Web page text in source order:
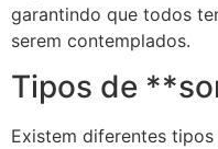
garantindo que todos
serem contemplados.
Tipos de
Existem diferentes